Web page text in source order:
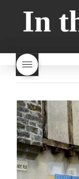
wat is melkbrood
zijn
brood en brioche
brood